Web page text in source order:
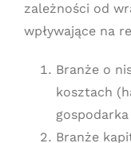
zależności od
wpływające na
Branże o
kosztach
Branże